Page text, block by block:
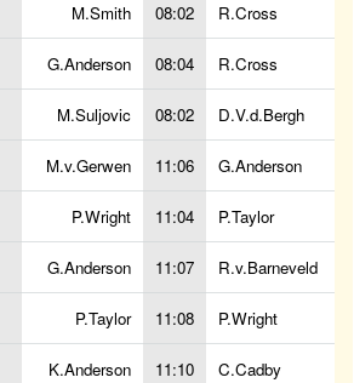
M.Smith 08:02 R.Cross
G.Anderson 08:04 R.Cross
M.Suljovic 08:02 D.V.d.Bergh
M.v.Gerwen 11:06 G.Anderson
P.Wright 11:04 P.Taylor
G.Anderson 11:07 R.v.Barneveld
P.Taylor 11:08 P.Wright
K.Anderson 11:10 C.Cadby